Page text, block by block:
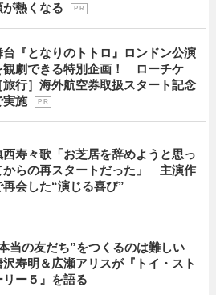
が熱くなる
P R
台『となりのトトロ』ロンドン公演
観劇できる特別企画！ ローチケ
旅行］海外航空券取扱スタート記念
実施
P R
西寿々歌「お芝居を辞めようと思っ
からの再スタートだった」 主演作
再会した“演じる喜び”
当の友だち”をつくるのは難しい
沢寿明＆広瀬アリスが『トイ・スト
リー５』を語る